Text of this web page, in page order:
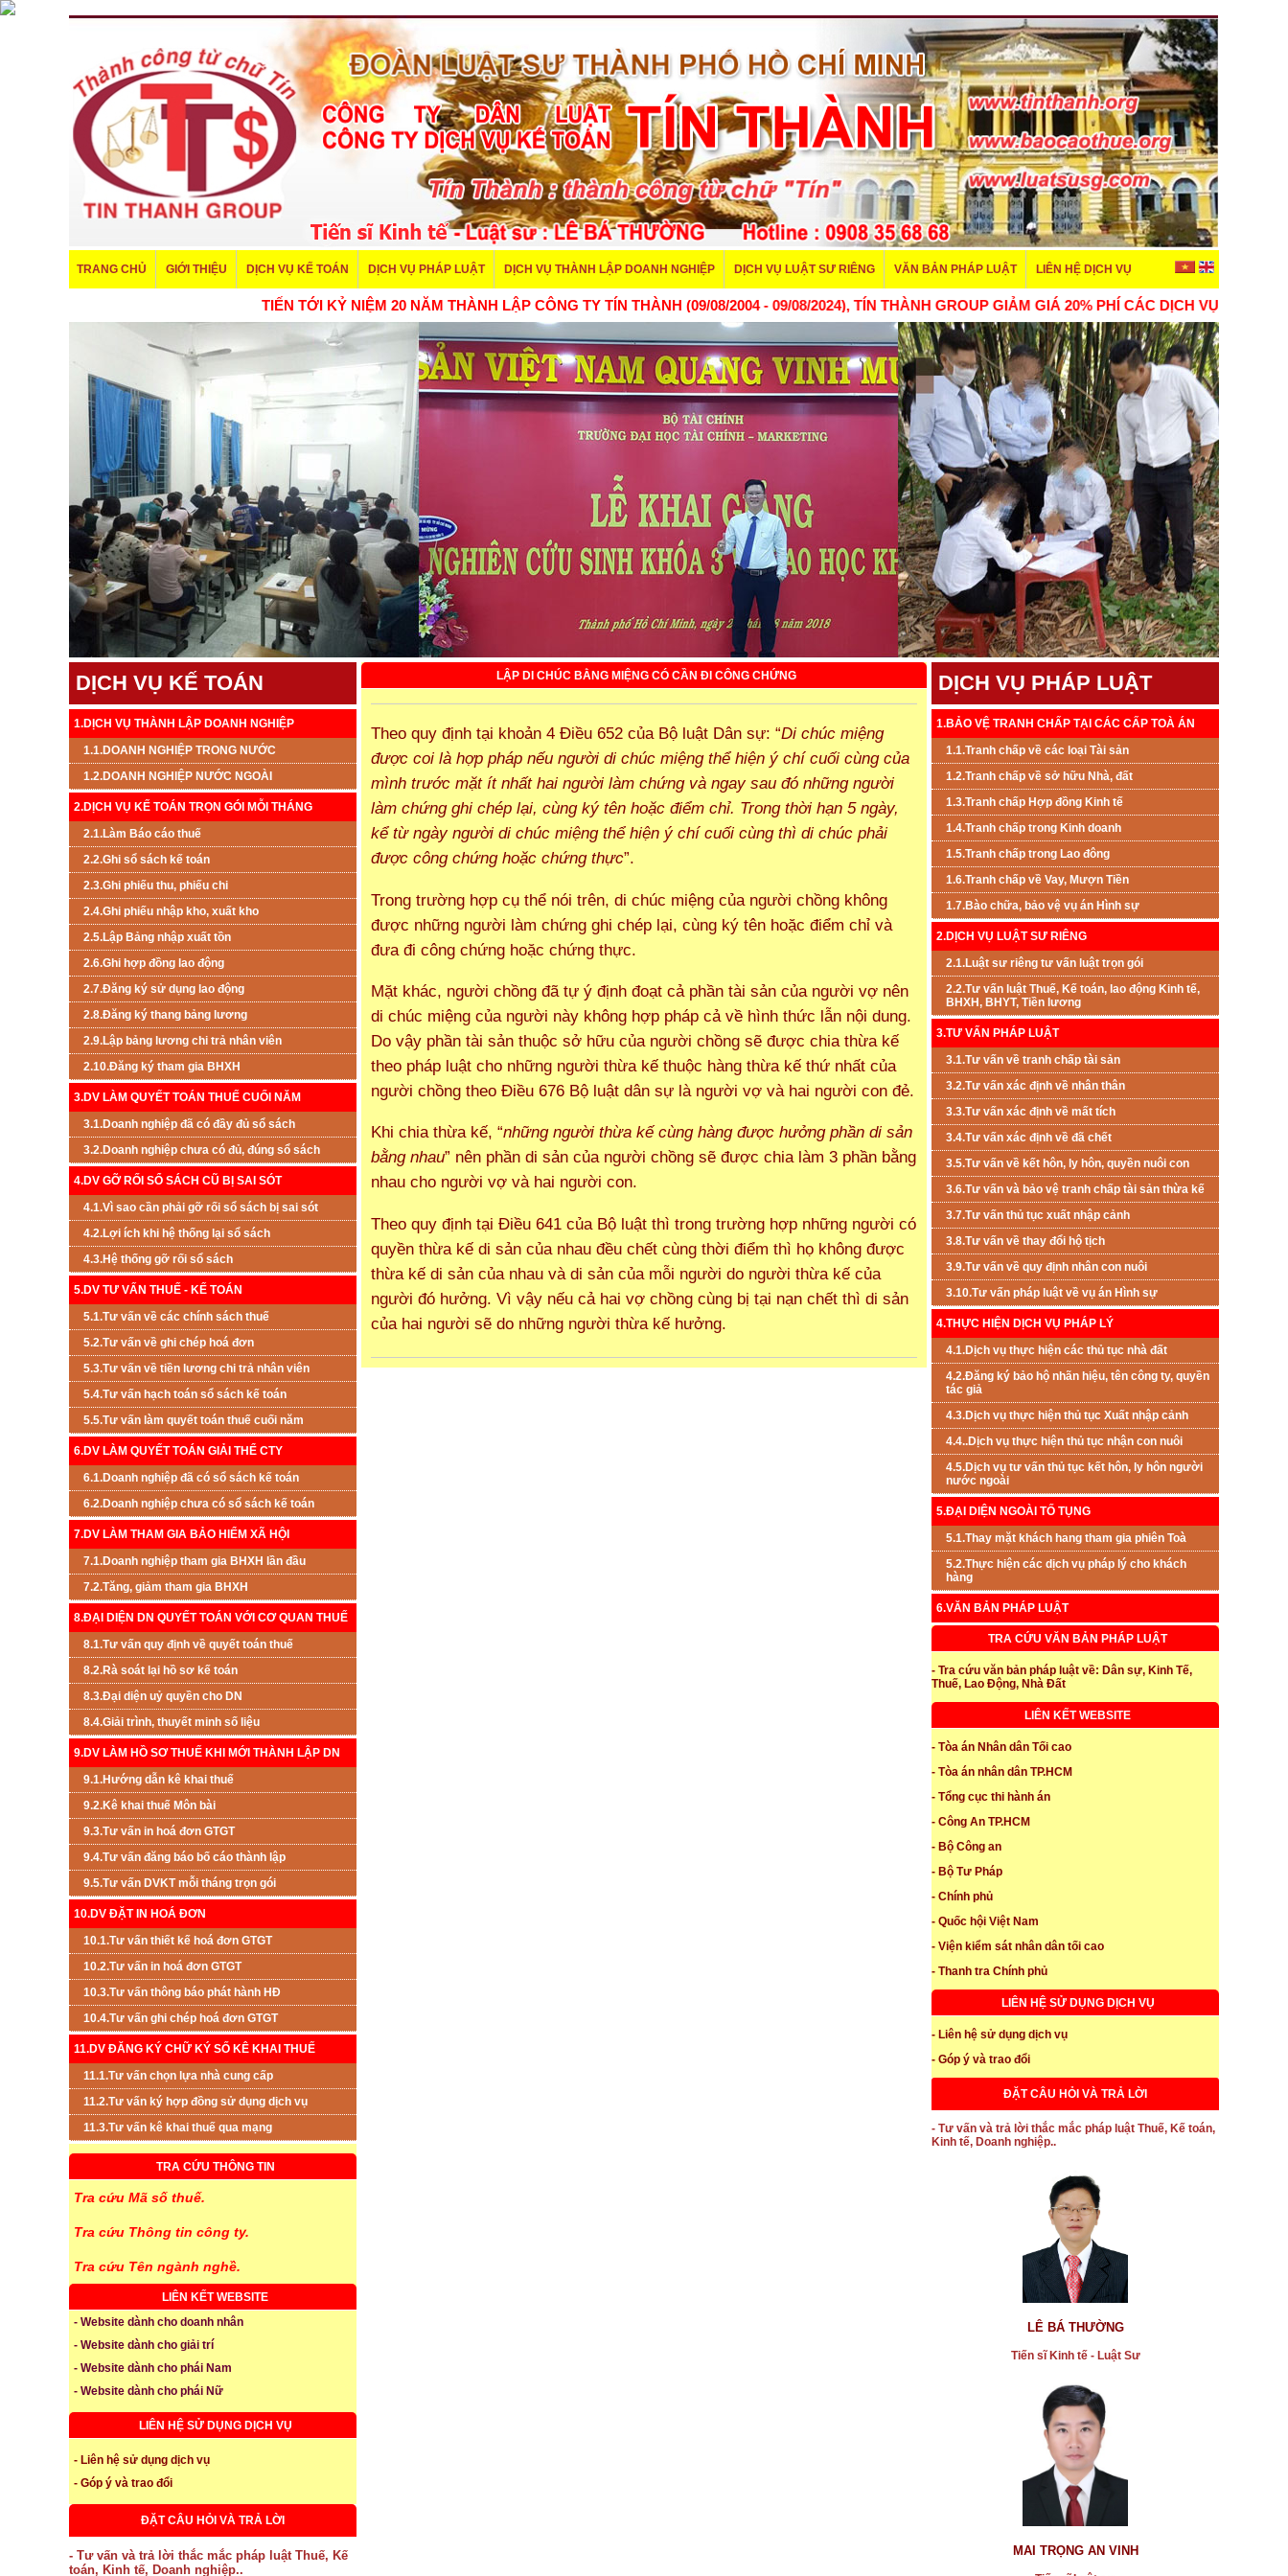
TRANG CHỦ GIỚI THIỆU DỊCH VỤ KẾ TOÁN DỊCH VỤ PHÁP LUẬT DỊCH VỤ THÀNH LẬP DOANH NGHIỆP DỊCH VỤ LUẬT SƯ RIÊNG VĂN BẢN PHÁP LUẬT LIÊN HỆ DỊCH VỤ
TIẾN TỚI KỶ NIỆM 20 NĂM THÀNH LẬP CÔNG TY TÍN THÀNH (09/08/2004 - 09/08/2024), TÍN THÀNH GROUP GIẢM GIÁ 20% PHÍ CÁC DỊCH VỤ
DỊCH VỤ KẾ TOÁN
1.DỊCH VỤ THÀNH LẬP DOANH NGHIỆP
1.1.DOANH NGHIỆP TRONG NƯỚC
1.2.DOANH NGHIỆP NƯỚC NGOÀI
2.DỊCH VỤ KẾ TOÁN TRỌN GÓI MỖI THÁNG
2.1.Làm Báo cáo thuế
2.2.Ghi sổ sách kế toán
2.3.Ghi phiếu thu, phiếu chi
2.4.Ghi phiếu nhập kho, xuất kho
2.5.Lập Bảng nhập xuất tồn
2.6.Ghi hợp đồng lao động
2.7.Đăng ký sử dụng lao động
2.8.Đăng ký thang bảng lương
2.9.Lập bảng lương chi trả nhân viên
2.10.Đăng ký tham gia BHXH
3.DV LÀM QUYẾT TOÁN THUẾ CUỐI NĂM
3.1.Doanh nghiệp đã có đầy đủ sổ sách
3.2.Doanh nghiệp chưa có đủ, đúng sổ sách
4.DV GỠ RỐI SỔ SÁCH CŨ BỊ SAI SÓT
4.1.Vì sao cần phải gỡ rối sổ sách bị sai sót
4.2.Lợi ích khi hệ thống lại sổ sách
4.3.Hệ thống gỡ rối sổ sách
5.DV TƯ VẤN THUẾ - KẾ TOÁN
5.1.Tư vấn về các chính sách thuế
5.2.Tư vấn về ghi chép hoá đơn
5.3.Tư vấn về tiền lương chi trả nhân viên
5.4.Tư vấn hạch toán sổ sách kế toán
5.5.Tư vấn làm quyết toán thuế cuối năm
6.DV LÀM QUYẾT TOÁN GIẢI THỂ CTY
6.1.Doanh nghiệp đã có sổ sách kế toán
6.2.Doanh nghiệp chưa có sổ sách kế toán
7.DV LÀM THAM GIA BẢO HIỂM XÃ HỘI
7.1.Doanh nghiệp tham gia BHXH lần đầu
7.2.Tăng, giảm tham gia BHXH
8.ĐẠI DIỆN DN QUYẾT TOÁN VỚI CƠ QUAN THUẾ
8.1.Tư vấn quy định về quyết toán thuế
8.2.Rà soát lại hồ sơ kế toán
8.3.Đại diện uỷ quyền cho DN
8.4.Giải trình, thuyết minh số liệu
9.DV LÀM HỒ SƠ THUẾ KHI MỚI THÀNH LẬP DN
9.1.Hướng dẫn kê khai thuế
9.2.Kê khai thuế Môn bài
9.3.Tư vấn in hoá đơn GTGT
9.4.Tư vấn đăng báo bố cáo thành lập
9.5.Tư vấn DVKT mỗi tháng trọn gói
10.DV ĐẶT IN HOÁ ĐƠN
10.1.Tư vấn thiết kế hoá đơn GTGT
10.2.Tư vấn in hoá đơn GTGT
10.3.Tư vấn thông báo phát hành HĐ
10.4.Tư vấn ghi chép hoá đơn GTGT
11.DV ĐĂNG KÝ CHỮ KÝ SỐ KÊ KHAI THUẾ
11.1.Tư vấn chọn lựa nhà cung cấp
11.2.Tư vấn ký hợp đồng sử dụng dịch vụ
11.3.Tư vấn kê khai thuế qua mạng
TRA CỨU THÔNG TIN
Tra cứu Mã số thuế.
Tra cứu Thông tin công ty.
Tra cứu Tên ngành nghề.
LIÊN KẾT WEBSITE
- Website dành cho doanh nhân
- Website dành cho giải trí
- Website dành cho phái Nam
- Website dành cho phái Nữ
LIÊN HỆ SỬ DỤNG DỊCH VỤ
- Liên hệ sử dụng dịch vụ
- Góp ý và trao đổi
ĐẶT CÂU HỎI VÀ TRẢ LỜI
- Tư vấn và trả lời thắc mắc pháp luật Thuế, Kế
toán, Kinh tế, Doanh nghiệp..
LẬP DI CHÚC BẰNG MIỆNG CÓ CẦN ĐI CÔNG CHỨNG
Theo quy định tại khoản 4 Điều 652 của Bộ luật Dân sự: “Di chúc miệng
được coi là hợp pháp nếu người di chúc miệng thể hiện ý chí cuối cùng của
mình trước mặt ít nhất hai người làm chứng và ngay sau đó những người
làm chứng ghi chép lại, cùng ký tên hoặc điểm chỉ. Trong thời hạn 5 ngày,
kể từ ngày người di chúc miệng thể hiện ý chí cuối cùng thì di chúc phải
được công chứng hoặc chứng thực”.
Trong trường hợp cụ thể nói trên, di chúc miệng của người chồng không
được những người làm chứng ghi chép lại, cùng ký tên hoặc điểm chỉ và
đưa đi công chứng hoặc chứng thực.
Mặt khác, người chồng đã tự ý định đoạt cả phần tài sản của người vợ nên
di chúc miệng của người này không hợp pháp cả về hình thức lẫn nội dung.
Do vậy phần tài sản thuộc sở hữu của người chồng sẽ được chia thừa kế
theo pháp luật cho những người thừa kế thuộc hàng thừa kế thứ nhất của
người chồng theo Điều 676 Bộ luật dân sự là người vợ và hai người con đẻ.
Khi chia thừa kế, “những người thừa kế cùng hàng được hưởng phần di sản
bằng nhau” nên phần di sản của người chồng sẽ được chia làm 3 phần bằng
nhau cho người vợ và hai người con.
Theo quy định tại Điều 641 của Bộ luật thì trong trường hợp những người có
quyền thừa kế di sản của nhau đều chết cùng thời điểm thì họ không được
thừa kế di sản của nhau và di sản của mỗi người do người thừa kế của
người đó hưởng. Vì vậy nếu cả hai vợ chồng cùng bị tại nạn chết thì di sản
của hai người sẽ do những người thừa kế hưởng.
DỊCH VỤ PHÁP LUẬT
1.BẢO VỆ TRANH CHẤP TẠI CÁC CẤP TOÀ ÁN
1.1.Tranh chấp về các loại Tài sản
1.2.Tranh chấp về sở hữu Nhà, đất
1.3.Tranh chấp Hợp đồng Kinh tế
1.4.Tranh chấp trong Kinh doanh
1.5.Tranh chấp trong Lao đông
1.6.Tranh chấp về Vay, Mượn Tiền
1.7.Bào chữa, bảo vệ vụ án Hình sự
2.DỊCH VỤ LUẬT SƯ RIÊNG
2.1.Luật sư riêng tư vấn luật trọn gói
2.2.Tư vấn luật Thuế, Kế toán, lao động Kinh tế,
BHXH, BHYT, Tiền lương
3.TƯ VẤN PHÁP LUẬT
3.1.Tư vấn về tranh chấp tài sản
3.2.Tư vấn xác định về nhân thân
3.3.Tư vấn xác định về mất tích
3.4.Tư vấn xác định về đã chết
3.5.Tư vấn về kết hôn, ly hôn, quyền nuôi con
3.6.Tư vấn và bảo vệ tranh chấp tài sản thừa kế
3.7.Tư vấn thủ tục xuất nhập cảnh
3.8.Tư vấn về thay đổi hộ tịch
3.9.Tư vấn về quy định nhân con nuôi
3.10.Tư vấn pháp luật về vụ án Hình sự
4.THỰC HIỆN DỊCH VỤ PHÁP LÝ
4.1.Dịch vụ thực hiện các thủ tục nhà đất
4.2.Đăng ký bảo hộ nhãn hiệu, tên công ty, quyền
tác giả
4.3.Dịch vụ thực hiện thủ tục Xuất nhập cảnh
4.4..Dịch vụ thực hiện thủ tục nhận con nuôi
4.5.Dịch vụ tư vấn thủ tục kết hôn, ly hôn người
nước ngoài
5.ĐẠI DIỆN NGOÀI TỐ TỤNG
5.1.Thay mặt khách hang tham gia phiên Toà
5.2.Thực hiện các dịch vụ pháp lý cho khách
hàng
6.VĂN BẢN PHÁP LUẬT
TRA CỨU VĂN BẢN PHÁP LUẬT
- Tra cứu văn bản pháp luật về: Dân sự, Kinh Tế,
Thuế, Lao Động, Nhà Đất
LIÊN KẾT WEBSITE
- Tòa án Nhân dân Tối cao
- Tòa án nhân dân TP.HCM
- Tổng cục thi hành án
- Công An TP.HCM
- Bộ Công an
- Bộ Tư Pháp
- Chính phủ
- Quốc hội Việt Nam
- Viện kiểm sát nhân dân tối cao
- Thanh tra Chính phủ
LIÊN HỆ SỬ DỤNG DỊCH VỤ
- Liên hệ sử dụng dịch vụ
- Góp ý và trao đổi
ĐẶT CÂU HỎI VÀ TRẢ LỜI
- Tư vấn và trả lời thắc mắc pháp luật Thuế, Kế toán,
Kinh tế, Doanh nghiệp..
LÊ BÁ THƯỜNG
Tiến sĩ Kinh tế - Luật Sư
MAI TRỌNG AN VINH
* Ông Đoàn Ngọc Hải có được phép tặng Huân
chương Lao Động của mình cho người khác
* Mua nhầm dự án ảo vì nghe những lời quảng cáo
* Người chết vẫn ký hợp đồng thuê nhà
* vụ án Pharma bán thuốc giả đang xét xử, kêu oan,
* Vụ định nhảy lầu tự tử tại tòa án: Quyết định của